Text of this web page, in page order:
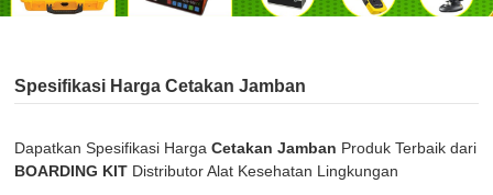
Spesifikasi Harga Cetakan Jamban
Dapatkan Spesifikasi HargaCetakan Jamban Produk Terbaik dari
BOARDING KIT Distributor Alat Kesehatan Lingkungan